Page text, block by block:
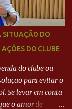
SITUAÇÃO DO
DO CLUBE
do clube ou
para evitar o
Se levar em conta
o amor de